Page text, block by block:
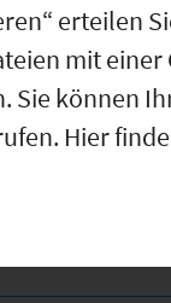
erteilen
mit
Sie können
Hier